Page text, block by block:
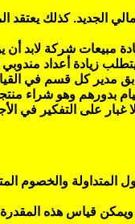
الجديد. كذلك يعتقد
مبيعات شركة
زيادة أعداد
مدير كل قسم في
بدورهم وهو شراء
غبار على التفكير
والخصوم
قياس هذه